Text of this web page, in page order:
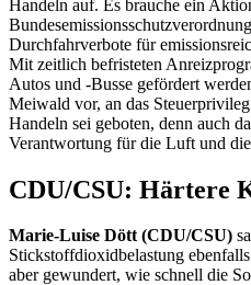
Handeln auf. Es brauche ein
Durchfahrverbote für
Mit zeitlich befristeten
Autos und -Busse gefördert
Meiwald vor, an das
Handeln sei geboten, denn auch
Verantwortung für die Luft und
CDU/CSU: Härtere
Marie-Luise Dött (CDU/CSU)
Stickstoffdioxidbelastung
aber gewundert, wie schnell die